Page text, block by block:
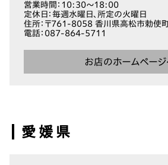
営業時間 ：10:30～18:00
定休日 ：毎週水曜日、所定の火曜日
住所：〒761-8058 香川県高松市勅使
電話：087-864-5711
お店のホームページ
愛媛県